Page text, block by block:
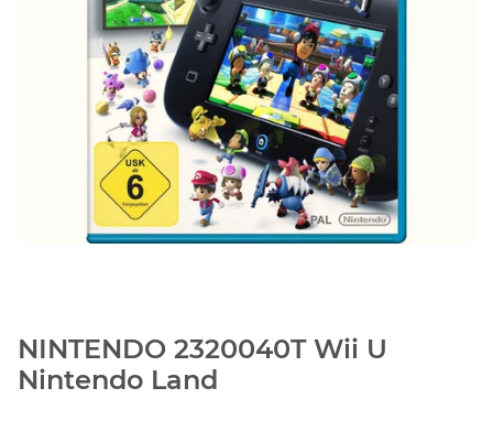
NINTENDO 2320040T Wii U
Nintendo Land